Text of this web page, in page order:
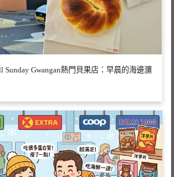
Sunday Gwangan熱門貝果店：早晨的海邊瀰